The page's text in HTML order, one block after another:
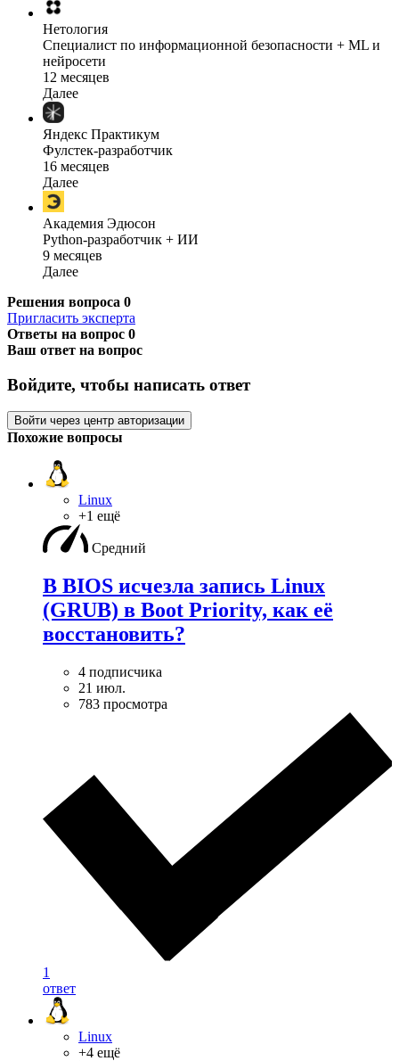
Нетология
Специалист по информационной безопасности + ML и
нейросети
12 месяцев
Далее
Яндекс Практикум
Фулстек-разработчик
16 месяцев
Далее
Академия Эдюсон
Python-разработчик + ИИ
9 месяцев
Далее
Решения вопроса 0
Пригласить эксперта
Ответы на вопрос 0
Ваш ответ на вопрос
Войдите, чтобы написать ответ
Войти через центр авторизации
Похожие вопросы
Linux
+1 ещё
Средний
В BIOS исчезла запись Linux
(GRUB) в Boot Priority, как её
восстановить?
4 подписчика
21 июл.
783 просмотра
1
ответ
Linux
+4 ещё